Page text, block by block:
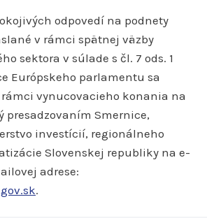
odpovedí na podnety
v rámci spätnej väzby
sektora v súlade s čl. 7 ods. 1
Európskeho parlamentu sa
vynucovacieho konania na
presadzovaním Smernice,
investícií, regionálneho
Slovenskej republiky na e-
adrese:
.